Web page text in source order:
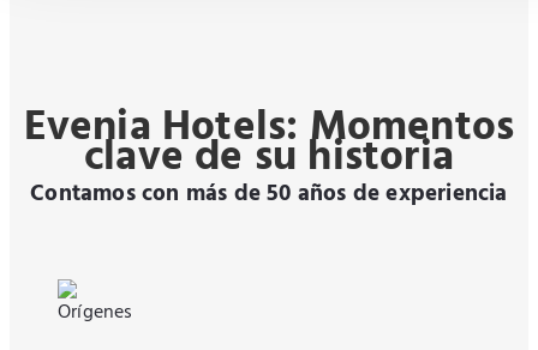
Evenia Hotels: Momentos
clave de su historia
Contamos con más de 50 años de experiencia